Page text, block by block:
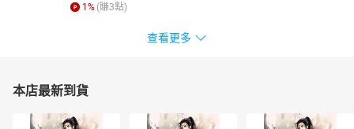
1% (賺3點)
查看更多
本店最新到貨